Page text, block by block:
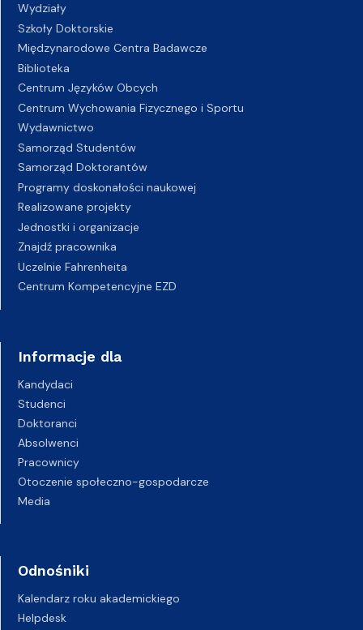
Wydziały
Szkoły Doktorskie
Międzynarodowe Centra Badawcze
Biblioteka
Centrum Języków Obcych
Centrum Wychowania Fizycznego i Sportu
Wydawnictwo
Samorząd Studentów
Samorząd Doktorantów
Programy doskonałości naukowej
Realizowane projekty
Jednostki i organizacje
Znajdź pracownika
Uczelnie Fahrenheita
Centrum Kompetencyjne EZD
Informacje dla
Kandydaci
Studenci
Doktoranci
Absolwenci
Pracownicy
Otoczenie społeczno-gospodarcze
Media
Odnośniki
Kalendarz roku akademickiego
Helpdesk